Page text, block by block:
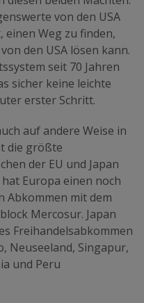
von den USA
einen Weg zu finden,
den USA lösen kann.
seit 70 Jahren
sicher keine leichte
erster Schritt.
auf andere Weise in
die größte
der EU und Japan
Europa einen noch
Abkommen mit dem
Mercosur. Japan
Freihandelsabkommen
Neuseeland, Singapur,
und Peru